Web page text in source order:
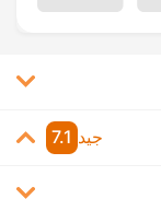
جيد 7.1